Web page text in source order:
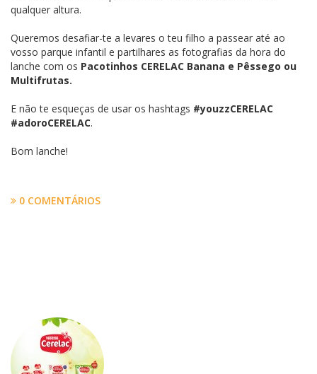
qualquer altura.
Queremos desafiar-te a levares o teu filho a passear até ao
vosso parque infantil e partilhares as fotografias da hora do
lanche com os Pacotinhos CERELAC Banana e Pêssego ou
Multifrutas.
E não te esqueças de usar os hashtags #youzzCERELAC
#adoroCERELAC.
Bom lanche!
0 COMENTÁRIOS